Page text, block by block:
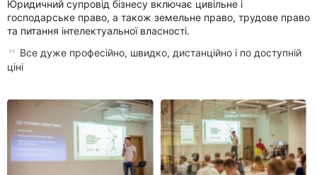
Юридичний супровід бізнесу включає цивільне і
господарське право, а також земельне право, трудове право
та питання інтелектуальної власності.
Все дуже професійно, швидко, дистанційно і по доступній
ціні